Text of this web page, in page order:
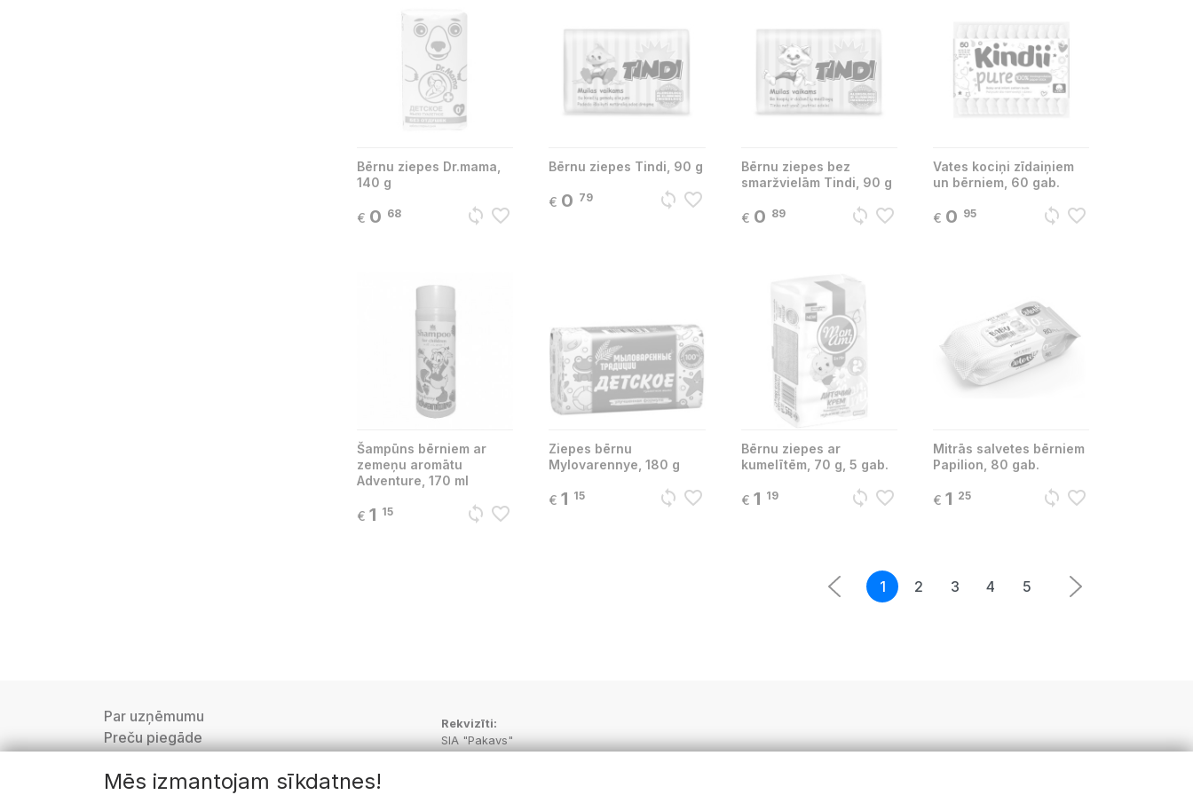
Bērnu ziepes Dr.mama,
140 g
€ 0 68 sync favorite_border
Bērnu ziepes Tindi, 90 g
€ 0 79 sync favorite_border
Bērnu ziepes bez
smaržvielām Tindi, 90 g
€ 0 89 sync favorite_border
Vates kociņi zīdaiņiem
un bērniem, 60 gab.
€ 0 95 sync favorite_border
Šampūns bērniem ar
zemeņu aromātu
Adventure, 170 ml
€ 1 15 sync favorite_border
Ziepes bērnu
Mylovarennye, 180 g
€ 1 15 sync favorite_border
Bērnu ziepes ar
kumelītēm, 70 g, 5 gab.
€ 1 19 sync favorite_border
Mitrās salvetes bērniem
Papilion, 80 gab.
€ 1 25 sync favorite_border
1 2 3 4 5
Par uzņēmumu
Preču piegāde
Lietošanas noteikumi
Rekvizīti:
SIA "Pakavs"
Mēs izmantojam sīkdatnes!